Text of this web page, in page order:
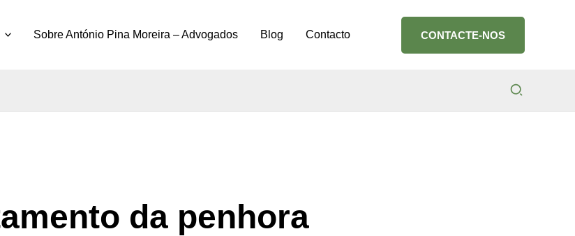
Sobre António Pina Moreira – Advogados Blog Contacto CONTACTE-NOS
Search
da penhora